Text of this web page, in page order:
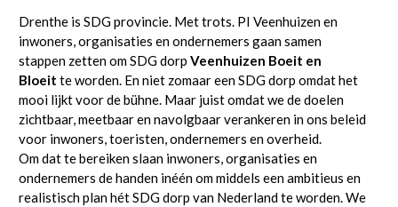
Drenthe is SDG provincie. Met trots. PI Veenhuizen en
inwoners, organisaties en ondernemers gaan samen
stappen zetten om SDG dorpVeenhuizen Boeit en
Bloeitte worden. En niet zomaar een SDG dorp omdat het
mooi lijkt voor de bühne. Maar juist omdat we de doelen
zichtbaar, meetbaar en navolgbaar verankeren in ons beleid
voor inwoners, toeristen, ondernemers en overheid.
Om dat te bereiken slaan inwoners, organisaties en
ondernemers de handen inéén om middels een ambitieus en
realistisch plan hét SDG dorp van Nederland te worden. We